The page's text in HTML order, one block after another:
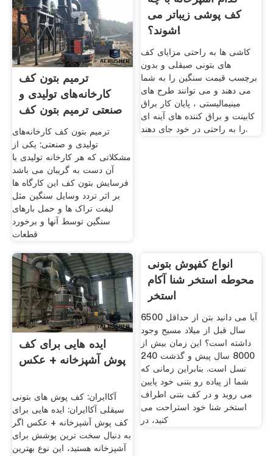
ترمیم بتون کف
کارخانه‌های تولیدی و
صنعتی ترمیم بتون کف
ترمیم بتون کف کارخانه‌های
تولیدی و صنعتی: یکی از
مشکلاتی که هر کارخانه تولیدی با
آن دست به گریبان می باشد
فرسایش بتون کف این کارگاه ها
بر اثر تردد وسایل سنگین مثل
لیفت تراک ها و حمل بارهای
سنگین توسط آنها و برخورد
قطعات
کدام آشپزخانه با چه
کف پوشی زیباتر می
شوند؟!
کاشی ها به راحتی مزایای کف
ایده هایی برای کف
پوش آشپزخانه + عکس
آکاایران: کف پوش های بتونی
سیقلی آکاایران: ایده هایی برای
کف پوش آشپزخانه + عکس اگر
به دنبال سخت ترین پوشش برای
آشپزخانه هستید، این نوع بهترین
انواع کفپوش بتونی
محوطه استخر شنا آکام
استخر
آیا می دانید بتن از حداقل 6500
سال قبل از میلاد مسیح وجود
داشته است؟ این زمان بیش از
8000 سال پیش و گذشت 240
نسل است. بنابراین زمانی که
شما از پیاده رو بتنی خود پایین
می روید و در کف بتنی اطراف
استخر شنا خود استراحت می
کنید، در